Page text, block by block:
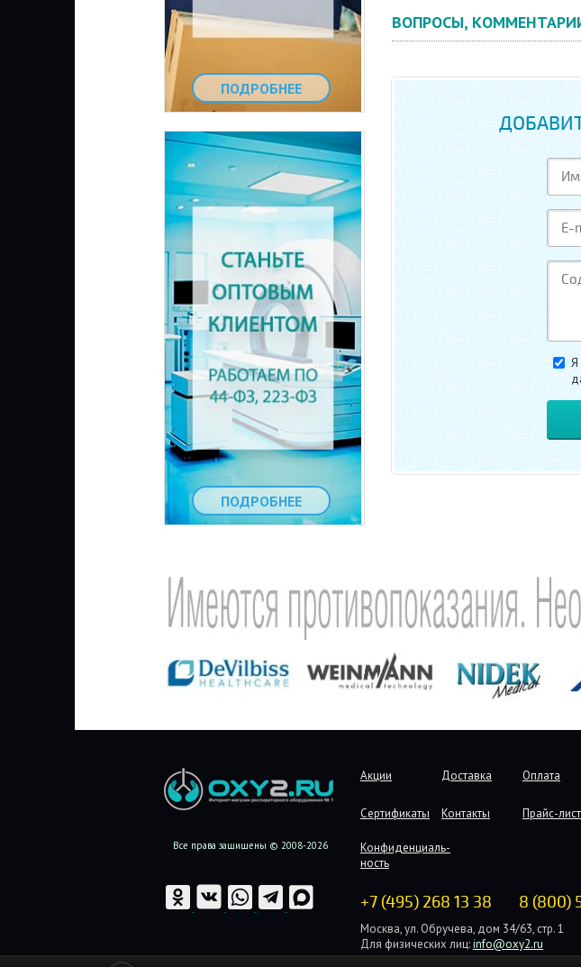
ПОДРОБНЕЕ
ПОДРОБНЕЕ
ВОПРОСЫ,
Я
Все права защищены © 2008-2026
Акции Доставка Оплата
Сертификаты
Контакты Прайс-лист
Конфиденциаль-
ность
+7 (495) 268 13 38 8 (800)
Москва, ул. Обручева, дом 34/63, стр. 1
Для физических лиц:info@oxy2.ru
Для юридических лиц:b2b@oxy2.ru